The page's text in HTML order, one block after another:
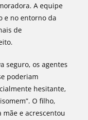
A equipe
e no entorno da
de
seguro, os agentes
poderiam
hesitante,
O filho,
mãe e acrescentou